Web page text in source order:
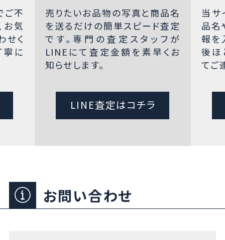
ご不
お気
せく
寧に
売りたいお品物の写真と商品名
を送るだけの簡単スピード査定
です。専門の査定スタッフが
LINEにて査定金額を素早くお
知らせします。
LINE査定はコチラ
当サ
品名
報を
後ほ
てご
お問い合わせ